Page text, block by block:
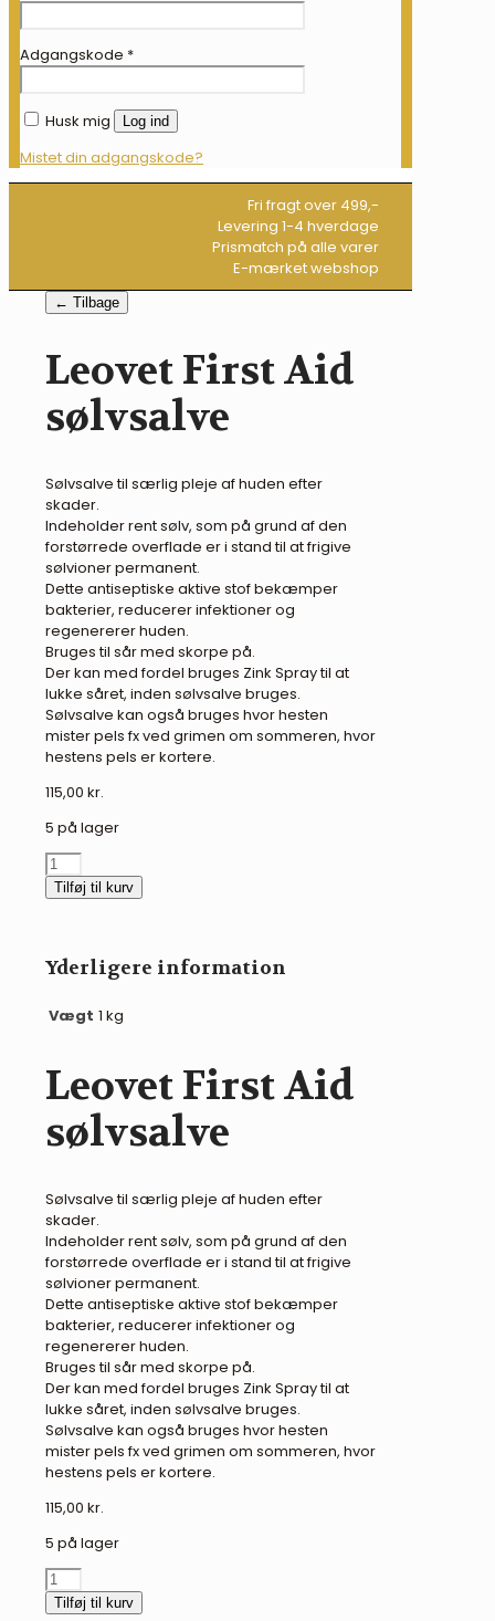
Adgangskode *
Husk mig Log ind
Mistet din adgangskode?
Fri fragt over 499,-
Levering 1-4 hverdage
Prismatch på alle varer
E-mærket webshop
← Tilbage
Leovet First Aid
sølvsalve
Sølvsalve til særlig pleje af huden efter
skader.
Indeholder rent sølv, som på grund af den
forstørrede overflade er i stand til at frigive
sølvioner permanent.
Dette antiseptiske aktive stof bekæmper
bakterier, reducerer infektioner og
regenererer huden.
Bruges til sår med skorpe på.
Der kan med fordel bruges Zink Spray til at
lukke såret, inden sølvsalve bruges.
Sølvsalve kan også bruges hvor hesten
mister pels fx ved grimen om sommeren, hvor
hestens pels er kortere.
115,00 kr.
5 på lager
Leovet
First
Aid
Tilføj til kurv
Yderligere information
Vægt 1 kg
Leovet First Aid
sølvsalve
Sølvsalve til særlig pleje af huden efter
skader.
Indeholder rent sølv, som på grund af den
forstørrede overflade er i stand til at frigive
sølvioner permanent.
Dette antiseptiske aktive stof bekæmper
bakterier, reducerer infektioner og
regenererer huden.
Bruges til sår med skorpe på.
Der kan med fordel bruges Zink Spray til at
lukke såret, inden sølvsalve bruges.
Sølvsalve kan også bruges hvor hesten
mister pels fx ved grimen om sommeren, hvor
hestens pels er kortere.
115,00 kr.
5 på lager
Leovet
First
Tilføj til kurv